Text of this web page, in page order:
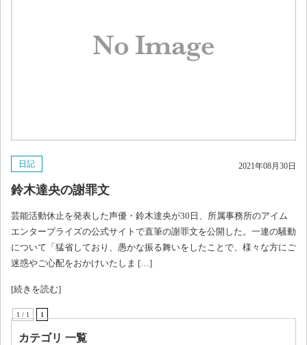
日記 2021年08月30日
鈴木達央の謝罪文
芸能活動休止を発表した声優・鈴木達央が30日、所属事務所のアイム
エンタープライズの公式サイトで直筆の謝罪文を公開した。一連の騒動
について「猛省しており、愚かな振る舞いをしたことで、様々な方にご
迷惑やご心配をおかけいたしま […]
[続きを読む]
1 / 1 1
カテゴリ 一覧